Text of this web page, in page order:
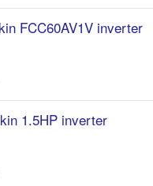
FCC60AV1V inverter
1.5HP inverter